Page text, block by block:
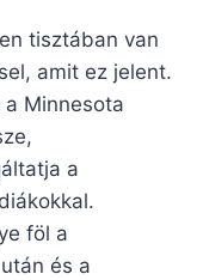
tisztában van
amit ez jelent.
Minnesota
a
föl a
és a